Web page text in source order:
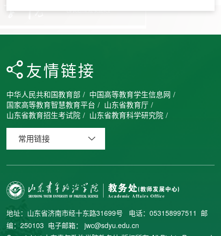
友情链接
中华人民共和国教育部 / 中国高等教育学生信息网 /
国家高等教育智慧教育平台 / 山东省教育厅 /
山东省教育招生考试院 / 山东省教育科学研究院 /
常用链接
地址：山东省济南市经十东路31699号 电话：053158997511 邮
编：250103 电子邮箱： jwc@sdyu.edu.cn